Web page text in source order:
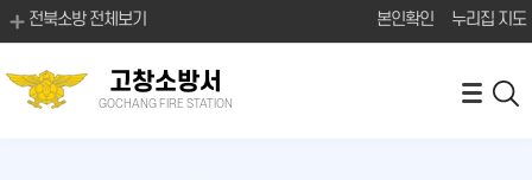
전북소방 전체보기 본인확인 누리집 지도
고창소방서
GOCHANG FIRE STATION